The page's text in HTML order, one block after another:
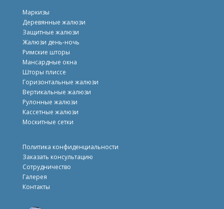
Маркизы
Деревянные жалюзи
Защитные жалюзи
Жалюзи день-ночь
Римские шторы
Mансардные окна
Шторы плиссе
Горизонтальные жалюзи
Вертикальные жалюзи
Рулонные жалюзи
Кассетные жалюзи
Москитные сетки
Политика конфиденциальности
Заказать консультацию
Сотрудничество
Галерея
Контакты